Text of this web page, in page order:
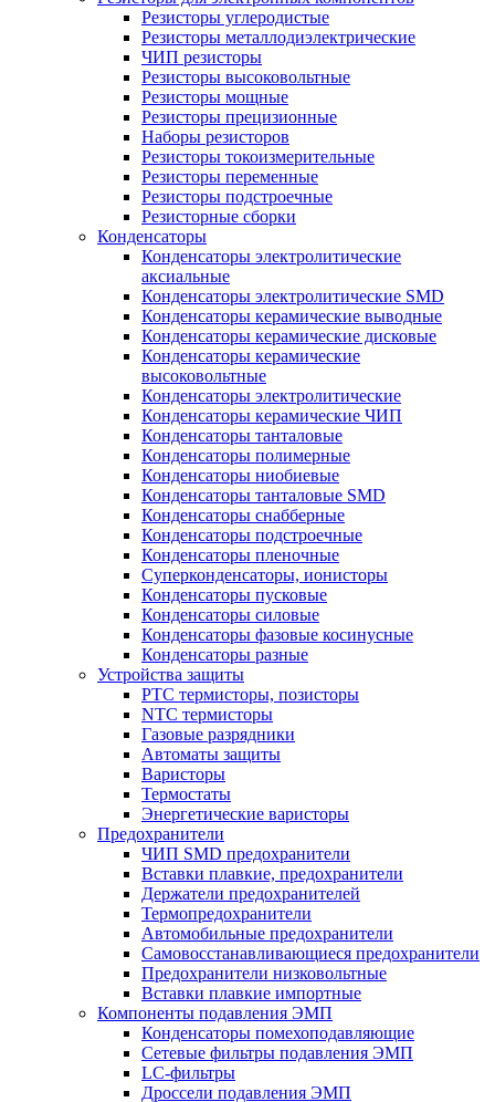
Резисторы углеродистые
Резисторы металлодиэлектрические
ЧИП резисторы
Резисторы высоковольтные
Резисторы мощные
Резисторы прецизионные
Наборы резисторов
Резисторы токоизмерительные
Резисторы переменные
Резисторы подстроечные
Резисторные сборки
Конденсаторы
Конденсаторы электролитические
аксиальные
Конденсаторы электролитические SMD
Конденсаторы керамические выводные
Конденсаторы керамические дисковые
Конденсаторы керамические
высоковольтные
Конденсаторы электролитические
Конденсаторы керамические ЧИП
Конденсаторы танталовые
Конденсаторы полимерные
Конденсаторы ниобиевые
Конденсаторы танталовые SMD
Конденсаторы снабберные
Конденсаторы подстроечные
Конденсаторы пленочные
Суперконденсаторы, ионисторы
Конденсаторы пусковые
Конденсаторы силовые
Конденсаторы фазовые косинусные
Конденсаторы разные
Устройства защиты
PTC термисторы, позисторы
NTC термисторы
Газовые разрядники
Автоматы защиты
Варисторы
Термостаты
Энергетические варисторы
Предохранители
ЧИП SMD предохранители
Вставки плавкие, предохранители
Держатели предохранителей
Термопредохранители
Автомобильные предохранители
Самовосстанавливающиеся предохранители
Предохранители низковольтные
Вставки плавкие импортные
Компоненты подавления ЭМП
Конденсаторы помехоподавляющие
Сетевые фильтры подавления ЭМП
LC-фильтры
Дроссели подавления ЭМП